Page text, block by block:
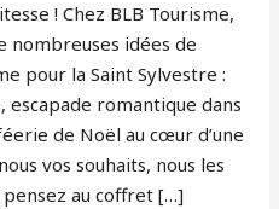
! Chez BLB Tourisme,
nombreuses idées de
pour la Saint Sylvestre :
romantique dans
de Noël au cœur d’une
vos souhaits, nous les
pensez au coffret […]